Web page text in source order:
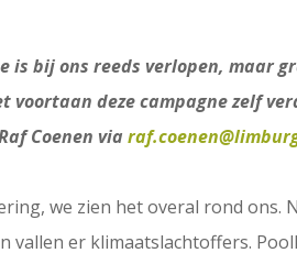
is bij ons reeds verlopen, maar
voortaan deze campagne zelf
Coenen via
we zien het overal rond ons.
vallen er klimaatslachtoffers.